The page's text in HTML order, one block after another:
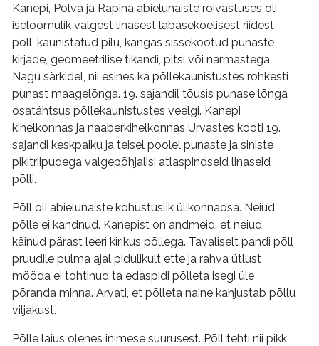
Kanepi, Põlva ja Räpina abielunaiste rõivastuses oli
iseloomulik valgest linasest labasekoelisest riidest
põll, kaunistatud pilu, kangas sissekootud punaste
kirjade, geomeetrilise tikandi, pitsi või narmastega.
Nagu särkidel, nii esines ka põllekaunistustes rohkesti
punast maagelõnga. 19. sajandil tõusis punase lõnga
osatähtsus põllekaunistustes veelgi. Kanepi
kihelkonnas ja naaberkihelkonnas Urvastes kooti 19.
sajandi keskpaiku ja teisel poolel punaste ja siniste
pikitriipudega valgepõhjalisi atlaspindseid linaseid
põlli.
Põll oli abielunaiste kohustuslik ülikonnaosa. Neiud
põlle ei kandnud. Kanepist on andmeid, et neiud
käinud pärast leeri kirikus põllega. Tavaliselt pandi põll
pruudile pulma ajal pidulikult ette ja rahva ütlust
mööda ei tohtinud ta edaspidi põlleta isegi üle
põranda minna. Arvati, et põlleta naine kahjustab põllu
viljakust.
Põlle laius olenes inimese suurusest. Põll tehti nii pikk,